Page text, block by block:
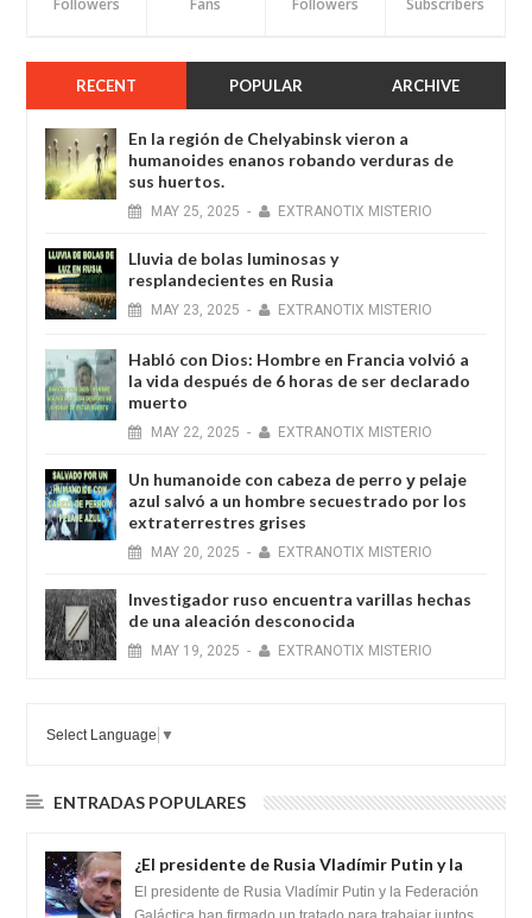
Followers Fans Followers Subscribers
RECENT POPULAR ARCHIVE
En la región de Chelyabinsk vieron a
humanoides enanos robando verduras de
sus huertos.
MAY 25, 2025 - EXTRANOTIX MISTERIO
Lluvia de bolas luminosas y
resplandecientes en Rusia
MAY 23, 2025 - EXTRANOTIX MISTERIO
Habló con Dios: Hombre en Francia volvió a
la vida después de 6 horas de ser declarado
muerto
MAY 22, 2025 - EXTRANOTIX MISTERIO
Un humanoide con cabeza de perro у pelaje
azul salvó a un hombre secuestrado por los
extraterrestres grises
MAY 20, 2025 - EXTRANOTIX MISTERIO
Investigador ruso encuentra varillas hechas
de una aleación desconocida
MAY 19, 2025 - EXTRANOTIX MISTERIO
Select Language ▼
ENTRADAS POPULARES
¿El presidente de Rusia Vladímir Putin y la
Federación Galactica han firmado un
El presidente de Rusia Vladímir Putin y la Federación